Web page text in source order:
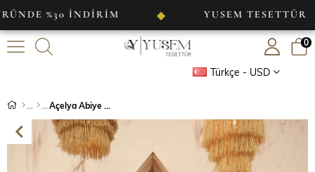
İNDİRİM ◆ YUSEM TESETTÜR ◆
Türkçe - USD
0
Açelya Abiye Lacivert